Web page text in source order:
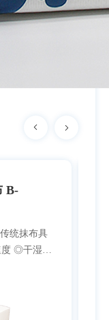
B-
度 ◎干湿强
◎卫生安全